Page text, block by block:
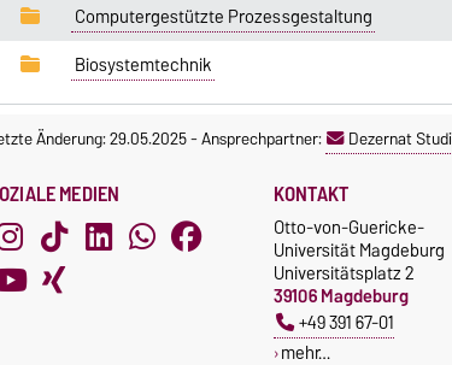
Computergestützte Prozessgestaltung
Biosystemtechnik
Änderung: 29.05.2025-Ansprechpartner: Dezernat
MEDIEN KONTAKT
Otto-von-Guericke-
Universität Magdeburg
Universitätsplatz 2
39106 Magdeburg
+49 391 67-01
mehr…